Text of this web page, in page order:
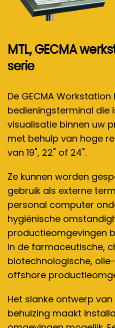
MTL, GECMA
serie
De GECMA
bedieningsterminal die
visualisatie binnen uw
met behulp van hoge
van 19", 22" of 24".
Ze kunnen worden
gebruik als externe
personal computer
hygiënische
productieomgevingen
in de farmaceutische,
biotechnologische,
offshore
Het slanke ontwerp
behuizing maakt